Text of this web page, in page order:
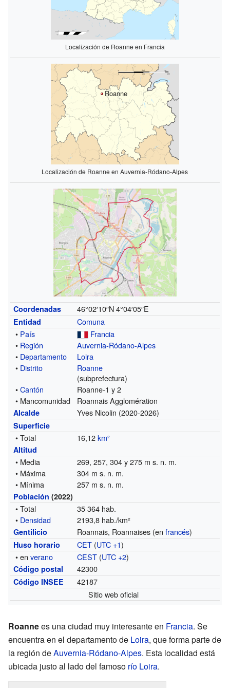
Localización de Roanne en Francia
Roanne
Localización de Roanne en Auvernia-Ródano-Alpes
Coordenadas 46°02′10″N 4°04′05″E
Entidad
Comuna
• País
Francia
• Región
Auvernia-Ródano-Alpes
• Departamento
Loira
• Distrito
Roanne
(subprefectura)
•Cantón
Roanne-1 y 2
• Mancomunidad
Roannais Agglomération
Alcalde Yves Nicolin (2020-2026)
Superficie
• Total 16,12km²
Altitud
• Media
269, 257, 304 y 275 m s. n. m.
• Máxima
304 m s. n. m.
• Mínima
257 m s. n. m.
Población (2022)
• Total
35 364 hab.
• Densidad 2193,8 hab./km²
Gentilicio Roannais, Roannaises (enfrancés)
Huso horario CET (UTC +1)
• enverano CEST (UTC +2)
Código postal 42300
Código INSEE
42187
Sitio web oficial
Roannees una ciudad muy interesante en Francia. Se
encuentra en el departamento de Loira, que forma parte de
la región deAuvernia-Ródano-Alpes. Esta localidad está
ubicada justo al lado del famoso río Loira.